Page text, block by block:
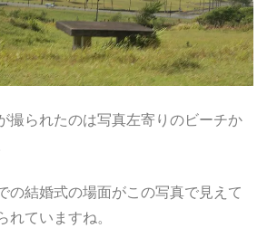
撮られたのは写真左寄りのビーチか
の結婚式の場面がこの写真で見えて
れていますね。